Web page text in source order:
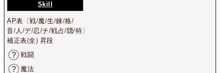
Skill
AP表 〔戦/魔/生/錬/格/
音/ 人 /デ/忍/チ/戦占/隠/特〕
補正表(全) 昇段
戦闘
魔法